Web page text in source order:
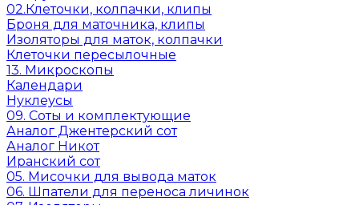
02.Клеточки, колпачки, клипы
Броня для маточника, клипы
Изоляторы для маток, колпачки
Клеточки пересылочные
13. Микроскопы
Календари
Нуклеусы
09. Соты и комплектующие
Аналог Джентерский сот
Аналог Никот
Иранский сот
05. Мисочки для вывода маток
06. Шпатели для переноса личинок